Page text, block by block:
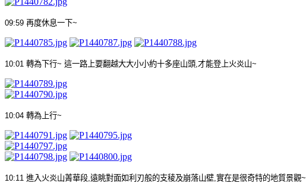
09:59 再度休息一下~
10:01 轉為下行~ 這一路上要翻越大大小小約十多座山頭 才能登上火炎山~
10:04 轉為上行~
10:11 進入火炎山菁華段 遠眺對面如利刃般的支稜及崩落山壁 實在是很奇特的地質景觀~